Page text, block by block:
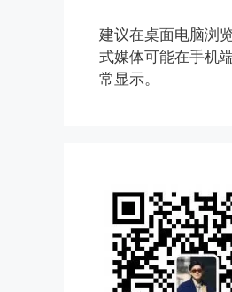
建议在桌面电脑浏
式媒体可能在手机
常显示。